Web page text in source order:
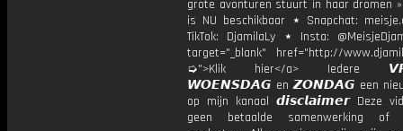
grote avonturen stuurt in haar dromen
is NU beschikbaar ⋆ Snapchat:
TikTok: DjamilaLy ⋆ Insta:
target="_blank" href="http://
➭">Klik hier</a> Iedere
𝙒𝙊𝙀𝙉𝙎𝘿𝘼𝙂 en 𝙕𝙊𝙉𝘿𝘼𝙂 een
op mijn kanaal 𝙙𝙞𝙨𝙘𝙡𝙖𝙞𝙢𝙚𝙧 Deze
geen betaalde samenwerking of